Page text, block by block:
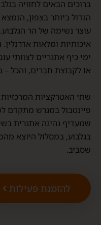
ברוכים הבאים לחוויה
הגדול ביותר בצפון,
עוצר נשימה של הר
איכותיות ומלאות
ימי כיף אתגריים לצוותי
או לקבוצת חברים, והכל
שתי האטרקציות
פיינטבול במגרש מתקדם
שמעדיף נהיגה אתגרית
בגלבוע, במסלול היוצא
שסביב.
להזמנת פעילות